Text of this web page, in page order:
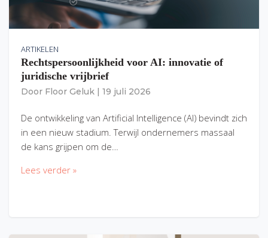
ARTIKELEN
Rechtspersoonlijkheid voor AI: innovatie of
juridische vrijbrief
Door Floor Geluk 19 juli 2026
De ontwikkeling van Artificial Intelligence (AI) bevindt zich
in een nieuw stadium. Terwijl ondernemers massaal
de kans grijpen om de…
Lees verder »